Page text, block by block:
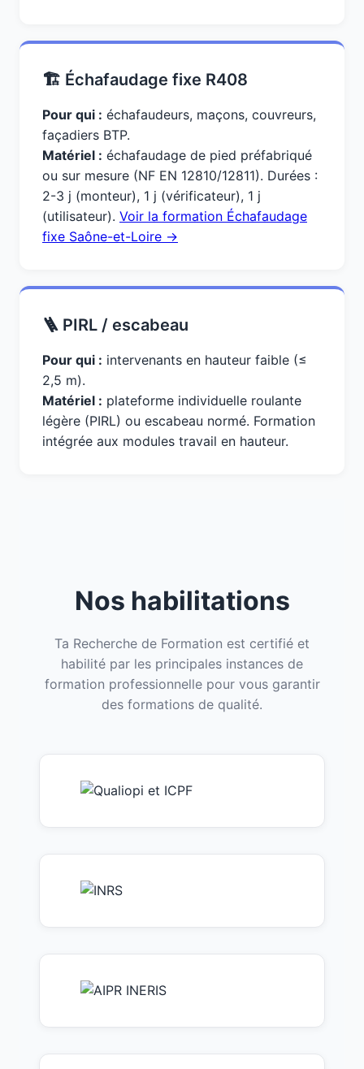
🏗️ Échafaudage fixe R408
Pour qui : échafaudeurs, maçons, couvreurs,
façadiers BTP.
Matériel : échafaudage de pied préfabriqué
ou sur mesure (NF EN 12810/12811). Durées :
2-3 j (monteur), 1 j (vérificateur), 1 j
(utilisateur). Voir la formation Échafaudage
fixe Saône-et-Loire →
🪜 PIRL / escabeau
Pour qui : intervenants en hauteur faible (≤
2,5 m).
Matériel : plateforme individuelle roulante
légère (PIRL) ou escabeau normé. Formation
intégrée aux modules travail en hauteur.
Nos habilitations
Ta Recherche de Formation est certifié et
habilité par les principales instances de
formation professionnelle pour vous garantir
des formations de qualité.